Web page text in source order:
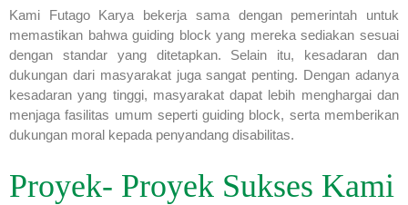
Kami Futago Karya bekerja sama dengan pemerintah untuk
memastikan bahwa guiding block yang mereka sediakan sesuai
dengan standar yang ditetapkan. Selain itu, kesadaran dan
dukungan dari masyarakat juga sangat penting. Dengan adanya
kesadaran yang tinggi, masyarakat dapat lebih menghargai dan
menjaga fasilitas umum seperti guiding block, serta memberikan
dukungan moral kepada penyandang disabilitas.
Proyek- Proyek Sukses Kami